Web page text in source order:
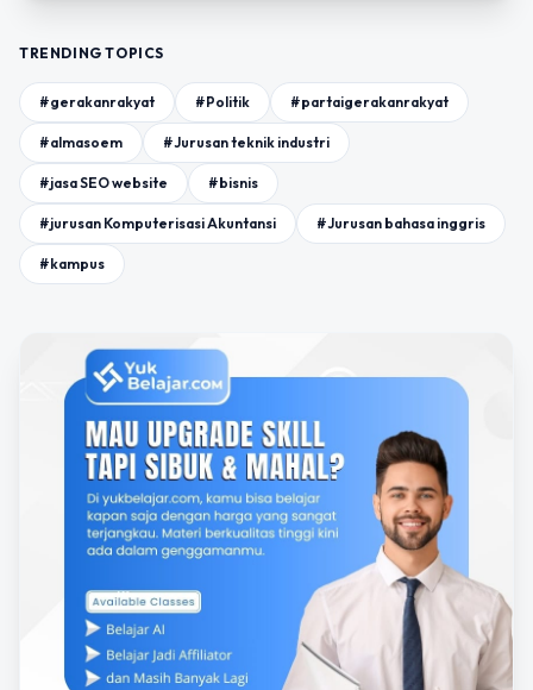
TRENDING TOPICS
#gerakanrakyat #Politik #partaigerakanrakyat
#almasoem #Jurusan teknik industri
#jasa SEO website #bisnis
#jurusan Komputerisasi Akuntansi #Jurusan bahasa inggris
#kampus